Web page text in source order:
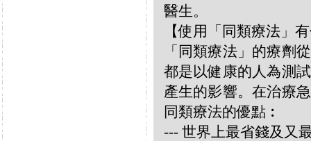
醫生。
【使用「同類療法」
「同類療法」的療劑
都是以健康的人為測
產生的影響。在治療
同類療法的優點︰
--- 世界上最省錢及又